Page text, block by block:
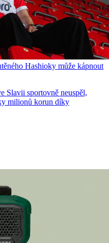
Hashioky může kápnout
Slavii sportovně neuspěl,
milionů korun díky